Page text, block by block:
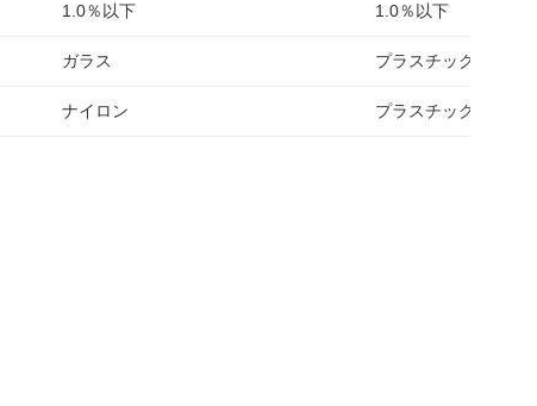
1.0％以下
ガラス
ナイロン
1.0％以下
プラスチック
プラスチック